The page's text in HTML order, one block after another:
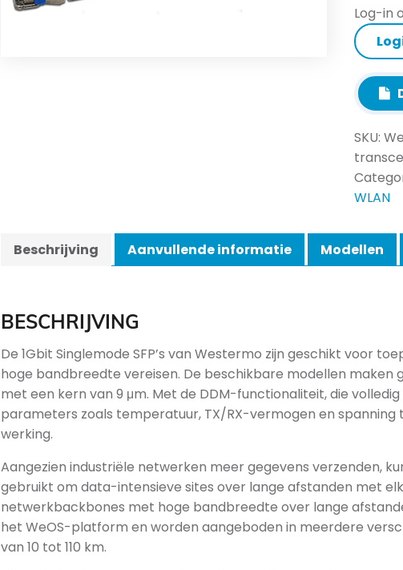
Log-in
SKU:
WLAN
Beschrijving Aanvullende informatie Modellen
BESCHRIJVING
De 1Gbit Singlemode SFP’s van Westermo zijn geschikt voor
hoge bandbreedte vereisen. De beschikbare modellen maken
met een kern van 9 μm. Met de DDM-functionaliteit, die
parameters zoals temperatuur, TX/RX-vermogen en
werking.
Aangezien industriële netwerken meer gegevens verzenden,
gebruikt om data-intensieve sites over lange afstanden met
netwerkbackbones met hoge bandbreedte over lange
het WeOS-platform en worden aangeboden in meerdere
van 10 tot 110 km.